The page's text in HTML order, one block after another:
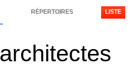
RÉPERTOIRES LISTE
architectes